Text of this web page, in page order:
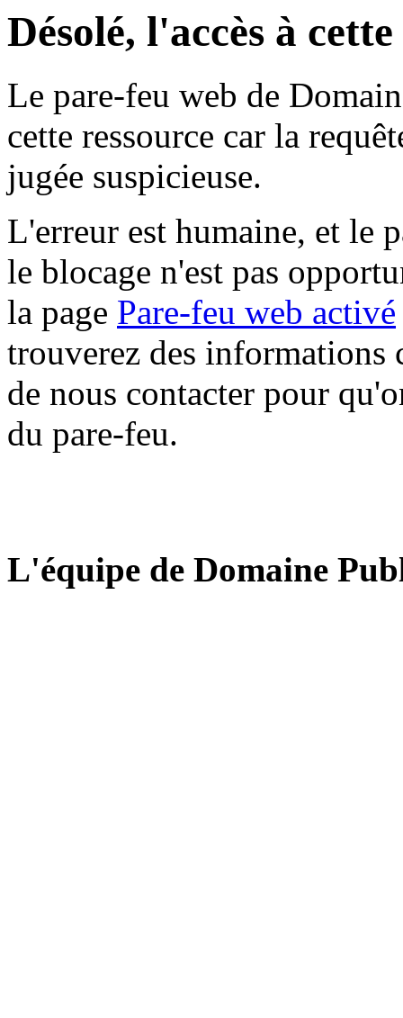
Désolé, l'accès à
Le pare-feu web de
cette ressource car la
jugée suspicieuse.
L'erreur est humaine, et le
le blocage n'est pas
la page Pare-feu web activé
trouverez des informations
de nous contacter pour
du pare-feu.
L'équipe de Domaine